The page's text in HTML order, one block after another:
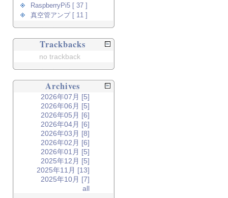
RaspberryPi5 [ 37 ]
真空管アンプ [ 11 ]
Trackbacks
no trackback
Archives
2026年07月 [5]
2026年06月 [5]
2026年05月 [6]
2026年04月 [6]
2026年03月 [8]
2026年02月 [6]
2026年01月 [5]
2025年12月 [5]
2025年11月 [13]
2025年10月 [7]
all